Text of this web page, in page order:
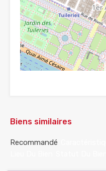
Biens similaires
Recommandé